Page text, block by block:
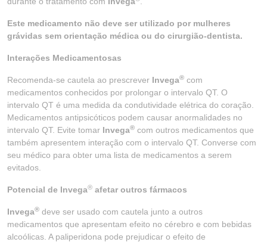
Este medicamento não deve ser utilizado por mulheres
grávidas sem orientação médica ou do cirurgião-dentista.
Interações Medicamentosas
Recomenda-se cautela ao prescrever Invega® com
medicamentos conhecidos por prolongar o intervalo QT. O
intervalo QT é uma medida da condutividade elétrica do coração.
Medicamentos antipsicóticos podem causar anormalidades no
intervalo QT. Evite tomar Invega® com outros medicamentos que
também apresentem interação com o intervalo QT. Converse com
seu médico para obter uma lista de medicamentos a serem
evitados.
Potencial de Invega® afetar outros fármacos
Invega® deve ser usado com cautela junto a outros
medicamentos que apresentam efeito no cérebro e com bebidas
alcoólicas. A paliperidona pode prejudicar o efeito de